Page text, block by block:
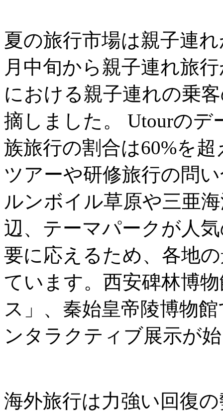
夏の旅行市場は親子連
月中旬から親子連れ旅
における親子連れの乗
摘しました。 Utourの
族旅行の割合は60%を
ツアーや研修旅行の問
ルンボイル草原や三亜
辺、テーマパークが人
要に応えるため、各地
ています。西安碑林博
ス」、秦始皇帝陵博物
ンタラクティブ展示が
海外旅行は力強い回復